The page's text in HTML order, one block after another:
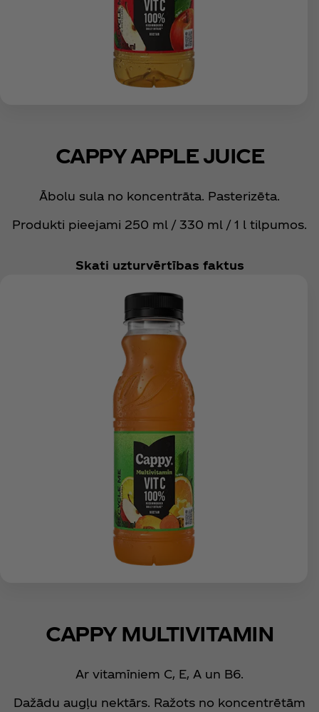
CAPPY APPLE JUICE
Ābolu sula no koncentrāta. Pasterizēta.
Produkti pieejami 250 ml / 330 ml / 1 l tilpumos.
Skati uzturvērtības faktus
CAPPY MULTIVITAMIN
Ar vitamīniem C, E, A un B6.
Dažādu augļu nektārs. Ražots no koncentrētām